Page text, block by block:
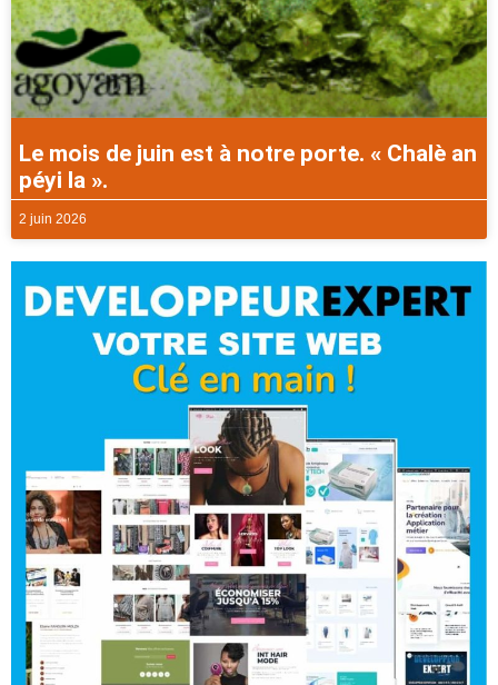
Le mois de juin est à notre porte. « Chalè an
péyi la ».
2 juin 2026